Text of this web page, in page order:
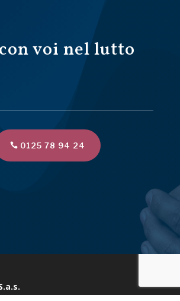
voi nel lutto
0125 78 94 24